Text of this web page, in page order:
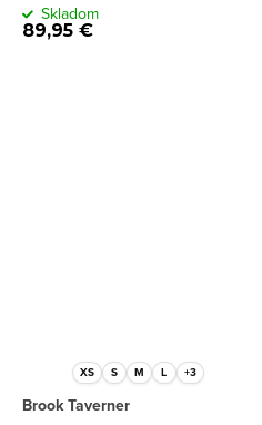
89,95 €
Skladom
XS S M L +3
Brook Taverner